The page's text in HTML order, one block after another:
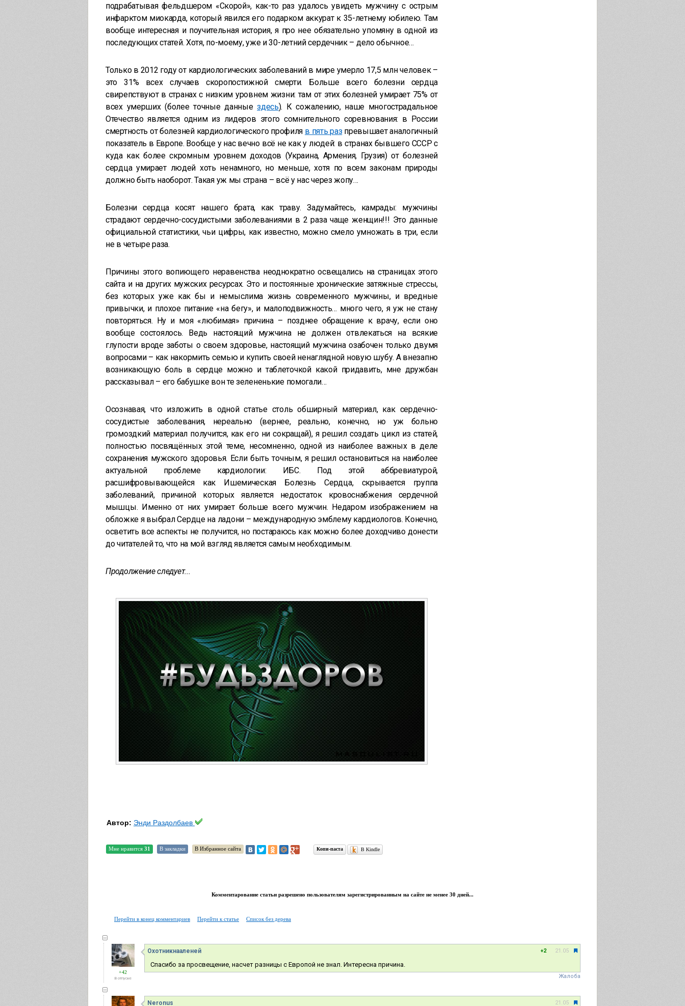
подрабатывая фельдшером «Скорой», как-то раз удалось увидеть мужчину с острым
инфарктом миокарда, который явился его подарком аккурат к 35-летнему юбилею. Там
вообще интересная и поучительная история, я про нее обязательно упомяну в одной из
последующих статей. Хотя, по-моему, уже и 30-летний сердечник – дело обычное…
Только в 2012 году от кардиологических заболеваний в мире умерло 17,5 млн человек –
это 31% всех случаев скоропостижной смерти. Больше всего болезни сердца
свирепствуют в странах с низким уровнем жизни: там от этих болезней умирает 75% от
всех умерших (более точные данныездесь). К сожалению, наше многострадальное
Отечество является одним из лидеров этого сомнительного соревнования: в России
смертность от болезней кардиологического профиля в пять раз превышает аналогичный
показатель в Европе. Вообще у нас вечно всё не как у людей: в странах бывшего СССР с
куда как более скромным уровнем доходов (Украина, Армения, Грузия) от болезней
сердца умирает людей хоть ненамного, но меньше, хотя по всем законам природы
должно быть наоборот. Такая уж мы страна – всё у нас через жопу…
Болезни сердца косят нашего брата, как траву. Задумайтесь, камрады: мужчины
страдают сердечно-сосудистыми заболеваниями в 2 раза чаще женщин!!! Это данные
официальной статистики, чьи цифры, как известно, можно смело умножать в три, если
не в четыре раза.
Причины этого вопиющего неравенства неоднократно освещались на страницах этого
сайта и на других мужских ресурсах. Это и постоянные хронические затяжные стрессы,
без которых уже как бы и немыслима жизнь современного мужчины, и вредные
привычки, и плохое питание «на бегу», и малоподвижность… много чего, я уж не стану
повторяться. Ну и моя «любимая» причина – позднее обращение к врачу, если оно
вообще состоялось. Ведь настоящий мужчина не должен отвлекаться на всякие
глупости вроде заботы о своем здоровье, настоящий мужчина озабочен только двумя
вопросами – как накормить семью и купить своей ненаглядной новую шубу. А внезапно
возникающую боль в сердце можно и таблеточкой какой придавить, мне дружбан
рассказывал – его бабушке вон те зелененькие помогали…
Осознавая, что изложить в одной статье столь обширный материал, как сердечно-
сосудистые заболевания, нереально (вернее, реально, конечно, но уж больно
громоздкий материал получится, как его ни сокращай), я решил создать цикл из статей,
полностью посвящённых этой теме, несомненно, одной из наиболее важных в деле
сохранения мужского здоровья. Если быть точным, я решил остановиться на наиболее
актуальной проблеме кардиологии: ИБС. Под этой аббревиатурой,
расшифровывающейся как Ишемическая Болезнь Сердца, скрывается группа
заболеваний, причиной которых является недостаток кровоснабжения сердечной
мышцы. Именно от них умирает больше всего мужчин. Недаром изображением на
обложке я выбрал Сердце на ладони – международную эмблему кардиологов. Конечно,
осветить все аспекты не получится, но постараюсь как можно более доходчиво донести
до читателей то, что на мой взгляд является самым необходимым.
Продолжение следует...
Автор: Энди Раздолбаев
Мне нравится 31 В закладки В Избранное сайта В Kindle
Копи-паста
Комментарование статьи разрешено пользователям зарегистрированным на сайте не менее 30 дней...
Перейти в конец комментариев Перейти к статье Список без дерева
+42
В отпуске
Охотникнааленей 21.05
+2
Спасибо за просвещение, насчет разницы с Европой не знал. Интересна причина.
Жалоба
Neronus 21.05